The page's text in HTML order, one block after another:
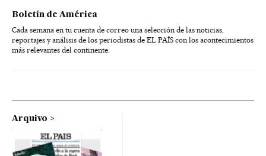
Boletín de América
Cada semana en tu cuenta de correo una selección de las noticias,
reportajes y análisis de los periodistas de EL PAÍS con los acontecimientos
más relevantes del continente.
Arquivo